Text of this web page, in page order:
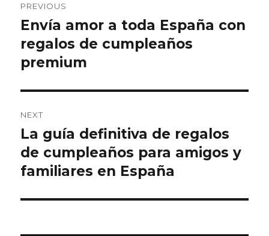
navigation
PREVIOUS
Previous
post:
Envía amor a toda España con
regalos de cumpleaños
premium
NEXT
Next
post:
La guía definitiva de regalos
de cumpleaños para amigos y
familiares en España